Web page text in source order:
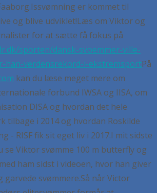
Issvømning er kommet til
og blive udviklet!Læs om Viktor og
for at sætte få fokus på
sporten/dansk-svoemmer-ville-
han-verdensrekord-i-ekstremsportPå
kan du læse meget mere om
forbund IWSA og IISA, om
DISA og hvordan det hele
tilbage i 2014 og hvordan Roskilde
- RISF fik sit eget liv i 2017.I mit sidste
se Viktor svømme 100 m butterfly og
ham sidst i videoen, hvor han giver
garvede svømmere.Så når Victor